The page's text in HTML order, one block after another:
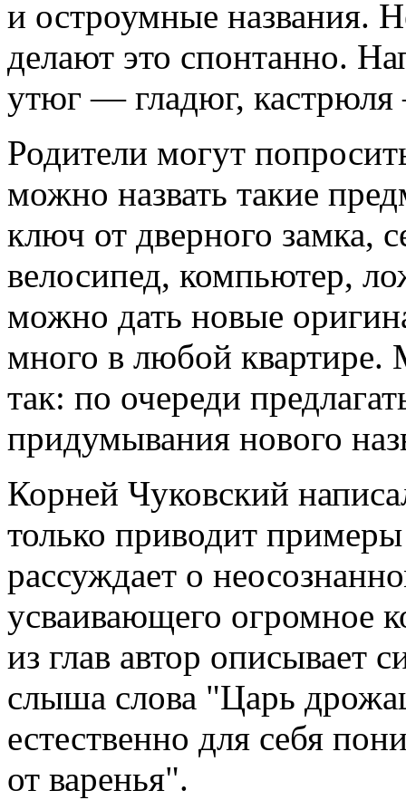
и остроумные названия.
делают это спонтанно.
утюг — гладюг,
Родители могут
можно назвать такие
ключ от дверного замка,
велосипед, компьютер,
можно дать новые
много в любой квартире.
так: по очереди
придумывания нового
Корней Чуковский
только приводит
рассуждает о
усваивающего огромное
из глав автор описывает
слыша слова "Царь
естественно для себя
от варенья".